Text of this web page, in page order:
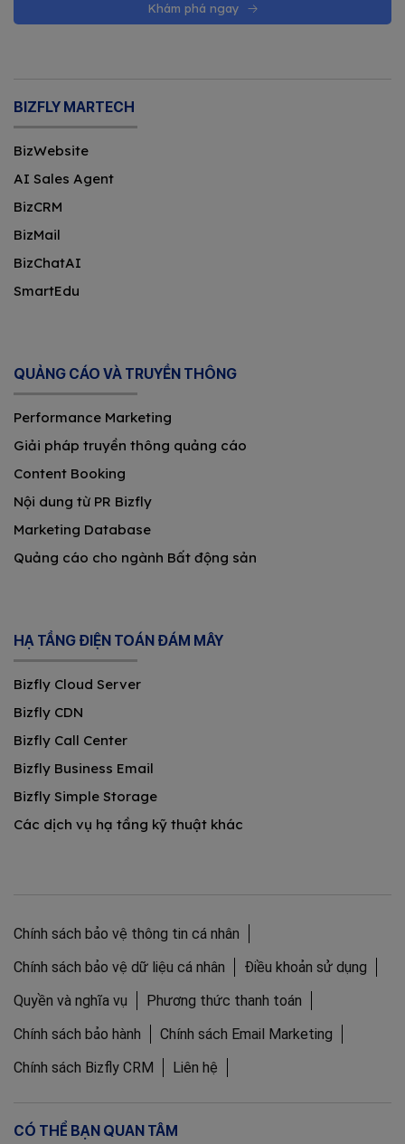
Khám phá ngay
BIZFLY MARTECH
BizWebsite
AI Sales Agent
BizCRM
BizMail
BizChatAI
SmartEdu
QUẢNG CÁO VÀ TRUYỀN THÔNG
Performance Marketing
Giải pháp truyền thông quảng cáo
Content Booking
Nội dung từ PR Bizfly
Marketing Database
Quảng cáo cho ngành Bất động sản
HẠ TẦNG ĐIỆN TOÁN ĐÁM MÂY
Bizfly Cloud Server
Bizfly CDN
Bizfly Call Center
Bizfly Business Email
Bizfly Simple Storage
Các dịch vụ hạ tầng kỹ thuật khác
Chính sách bảo vệ thông tin cá nhân
Chính sách bảo vệ dữ liệu cá nhân
Điều khoản sử dụng
Quyền và nghĩa vụ
Phương thức thanh toán
Chính sách bảo hành
Chính sách Email Marketing
Chính sách Bizfly CRM
Liên hệ
CÓ THỂ BẠN QUAN TÂM